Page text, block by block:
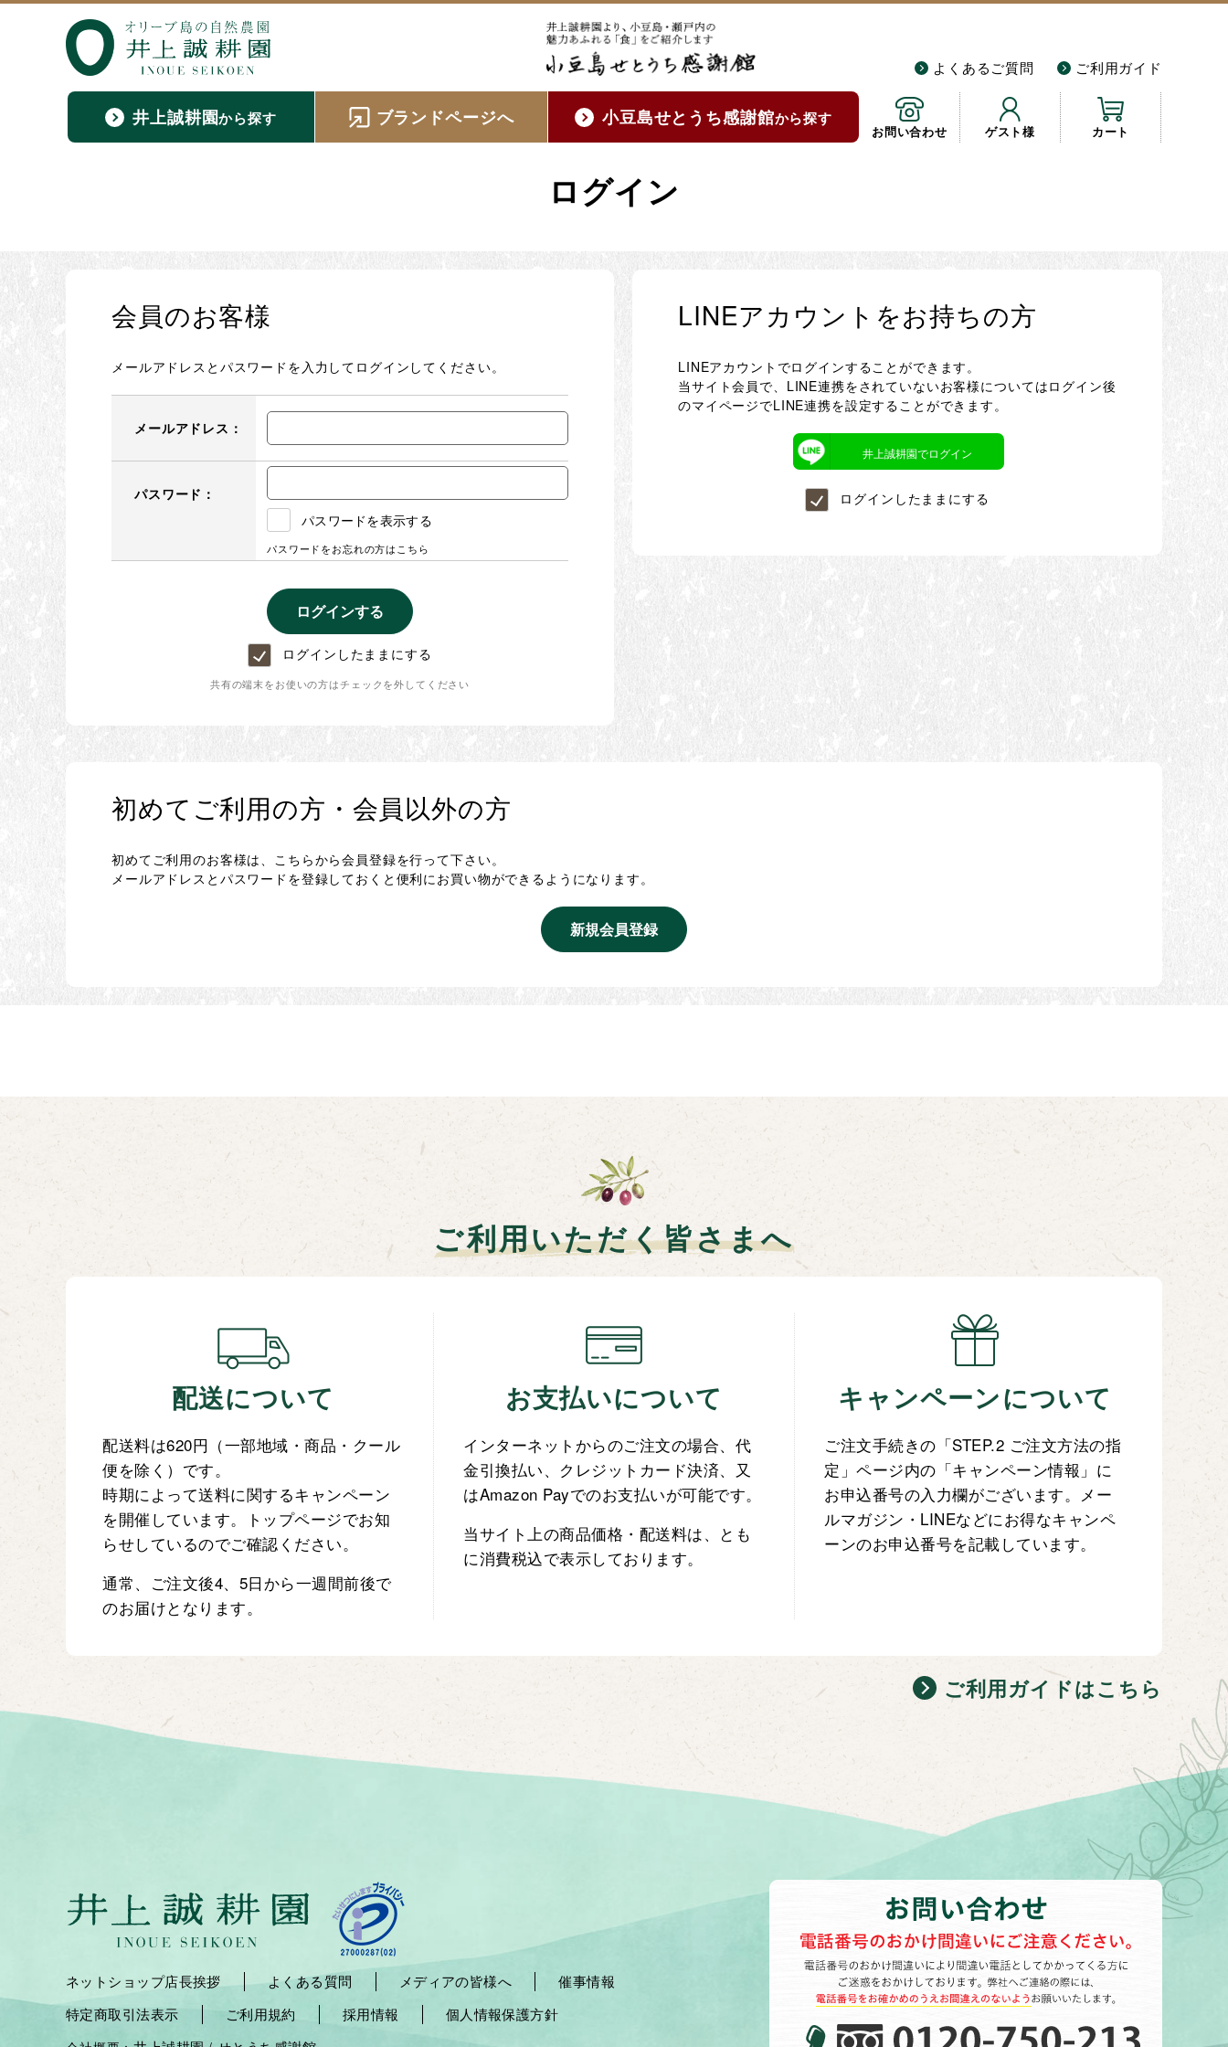
よくあるご質問 ご利用ガイド
井上誠耕園から探す ブランドページへ 小豆島せとうち感謝館から探す
お問い合わせ ゲスト様 カート
ログイン
会員のお客様
メールアドレスとパスワードを入力してログインしてください。
メールアドレス：
パスワード：
パスワードを表示する
パスワードをお忘れの方はこちら
ログインしたままにする
共有の端末をお使いの方はチェックを外してください
LINEアカウントをお持ちの方
LINEアカウントでログインすることができます。
当サイト会員で、LINE連携をされていないお客様についてはログイン後
のマイページでLINE連携を設定することができます。
井上誠耕園でログイン
ログインしたままにする
初めてご利用の方・会員以外の方
初めてご利用のお客様は、こちらから会員登録を行って下さい。
メールアドレスとパスワードを登録しておくと便利にお買い物ができるようになります。
ご利用いただく皆さまへ
配送について
配送料は620円（一部地域・商品・クール
便を除く）です。
時期によって送料に関するキャンペーン
を開催しています。トップページでお知
らせしているのでご確認ください。
通常、ご注文後4、5日から一週間前後で
のお届けとなります。
お支払いについて
インターネットからのご注文の場合、代
金引換払い、クレジットカード決済、又
はAmazon Payでのお支払いが可能です。
当サイト上の商品価格・配送料は、とも
に消費税込で表示しております。
キャンペーンについて
ご注文手続きの「STEP.2 ご注文方法の指
定」ページ内の「キャンペーン情報」に
お申込番号の入力欄がございます。メー
ルマガジン・LINEなどにお得なキャンペ
ーンのお申込番号を記載しています。
ご利用ガイドはこちら
ネットショップ店長挨拶 よくある質問 メディアの皆様へ
催事情報
特定商取引法表示
ご利用規約 採用情報 個人情報保護方針